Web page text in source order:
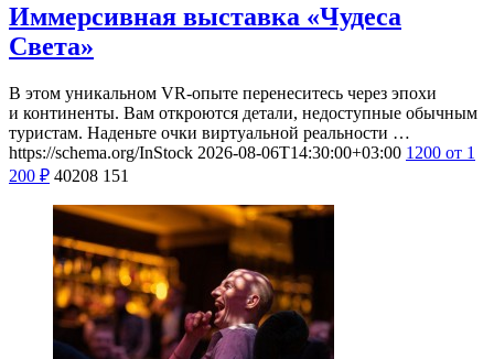
Иммерсивная выставка «Чудеса
Света»
В этом уникальном VR-опыте перенеситесь через эпохи
и континенты. Вам откроются детали, недоступные обычным
туристам. Наденьте очки виртуальной реальности …
https://schema.org/InStock 2026-08-06T14:30:00+03:00 1200 от 1
200 ₽ 40208 151